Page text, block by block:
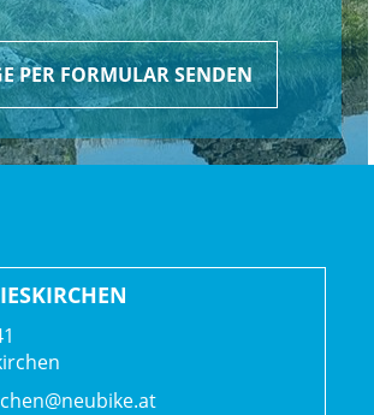
PER FORMULAR SENDEN